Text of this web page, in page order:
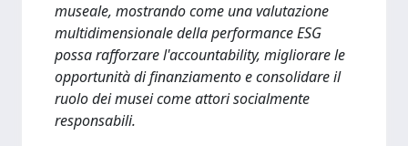
museale, mostrando come una valutazione
multidimensionale della performance ESG
possa rafforzare l'accountability, migliorare le
opportunità di finanziamento e consolidare il
ruolo dei musei come attori socialmente
responsabili.